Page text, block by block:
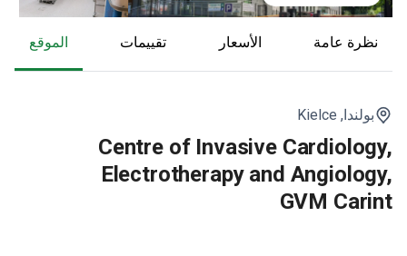
نظرة عامة الأسعار تقييمات الموقع
بولندا, Kielce
Centre of Invasive Cardiology,
Electrotherapy and Angiology,
GVM Carint